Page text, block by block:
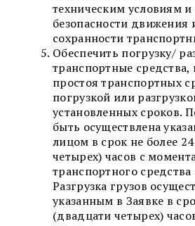
техническим условиям
безопасности движения
сохранности
Обеспечить погрузку/
транспортные средства,
простоя транспортных
погрузкой или
установленных сроков.
быть осуществлена
лицом в срок не более
четырех) часов с
транспортного средства
Разгрузка грузов
указанным в Заявке в
(двадцати четырех)